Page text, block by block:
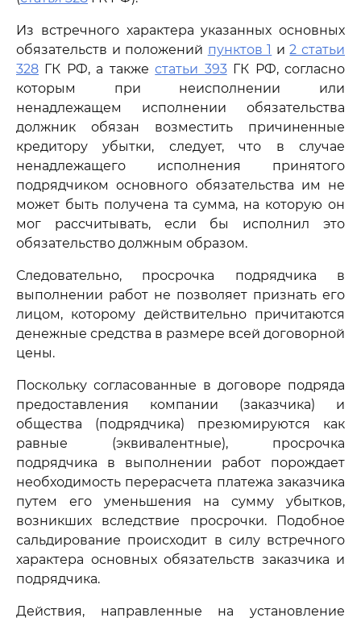
Из встречного характера указанных основных
обязательств и положений пунктов 1 и2 статьи
328 ГК РФ, а такжестатьи 393ГК РФ, согласно
которым при неисполнении или
ненадлежащем исполнении обязательства
должник обязан возместить причиненные
кредитору убытки, следует, что в случае
ненадлежащего исполнения принятого
подрядчиком основного обязательства им не
может быть получена та сумма, на которую он
мог рассчитывать, если бы исполнил это
обязательство должным образом.
Следовательно, просрочка подрядчика в
выполнении работ не позволяет признать его
лицом, которому действительно причитаются
денежные средства в размере всей договорной
цены.
Поскольку согласованные в договоре подряда
предоставления компании (заказчика) и
общества (подрядчика) презюмируются как
равные (эквивалентные), просрочка
подрядчика в выполнении работ порождает
необходимость перерасчета платежа заказчика
путем его уменьшения на сумму убытков,
возникших вследствие просрочки. Подобное
сальдирование происходит в силу встречного
характера основных обязательств заказчика и
подрядчика.
Действия, направленные на установление